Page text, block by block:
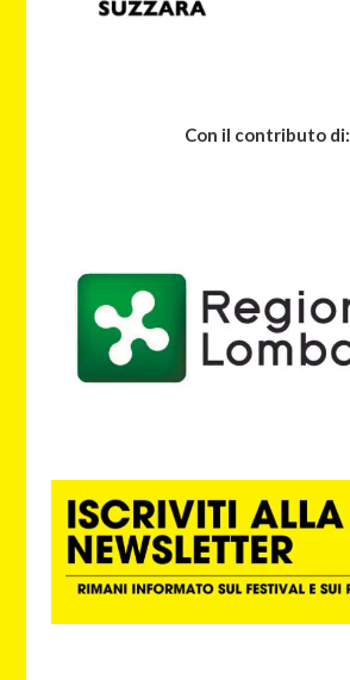
Con il contributo di: